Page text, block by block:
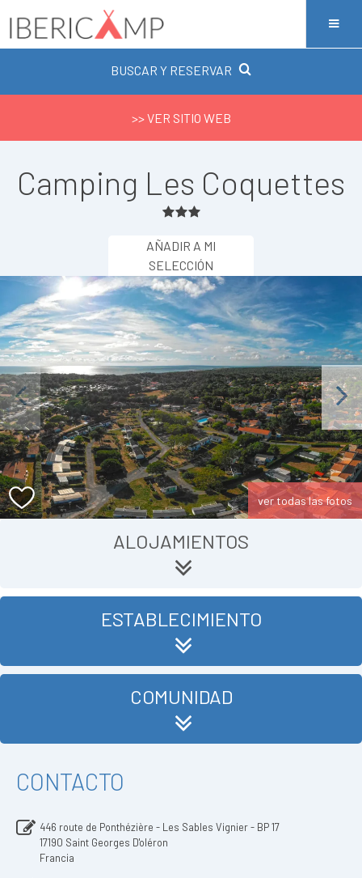
BUSCAR Y RESERVAR
>> VER SITIO WEB
Camping Les Coquettes
AÑADIR A MI
SELECCIÓN
Next
ver todas las fotos
ALOJAMIENTOS
ESTABLECIMIENTO
COMUNIDAD
CONTACTO
446 route de Ponthézière - Les Sables Vignier - BP 17
17190 Saint Georges D'oléron
Francia